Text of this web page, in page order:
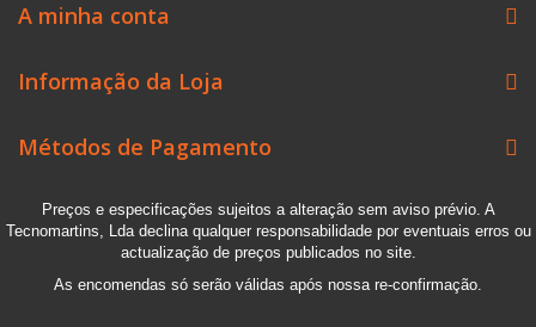
A minha conta
Informação da Loja
Métodos de Pagamento
Preços e especificações sujeitos a alteração sem aviso prévio. A
Tecnomartins, Lda declina qualquer responsabilidade por eventuais erros ou
actualização de preços publicados no site.
As encomendas só serão válidas após nossa re-confirmação.